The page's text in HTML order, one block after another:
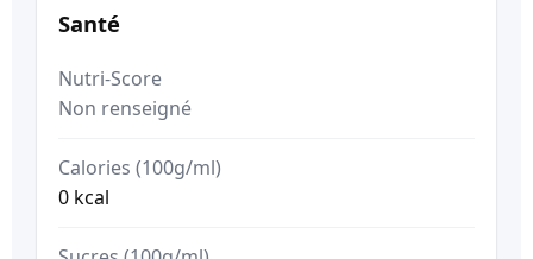
Santé
Nutri-Score
Non renseigné
Calories (100g/ml)
0 kcal